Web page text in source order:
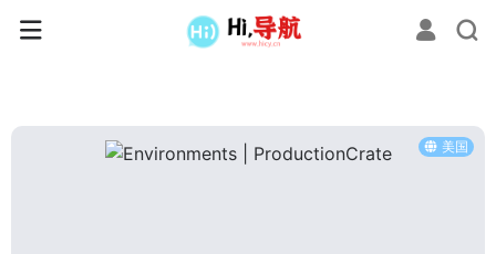
美国